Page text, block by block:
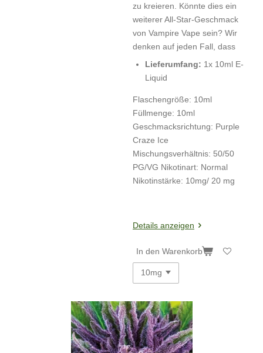
zu kreieren. Könnte dies ein
weiterer All-Star-Geschmack
von Vampire Vape sein? Wir
denken auf jeden Fall, dass
Lieferumfang: 1x 10ml E-
Liquid
Flaschengröße: 10ml
Füllmenge: 10ml
Geschmacksrichtung: Purple
Craze Ice
Mischungsverhältnis: 50/50
PG/VG Nikotinart: Normal
Nikotinstärke: 10mg/ 20 mg
Details anzeigen
In den Warenkorb